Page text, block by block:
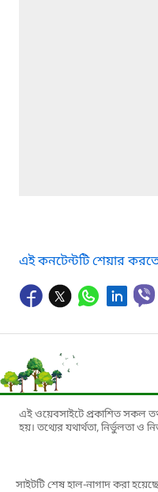
এই কনটেন্টটি শেয়ার
এই ওয়েবসাইটে প্রকাশিত সকল
হয়। তথ্যের যথার্থতা, নির্ভুলতা ও
সাইটটি শেষ হাল-নাগাদ করা